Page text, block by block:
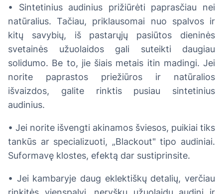
• Sintetinius audinius prižiūrėti paprasčiau nei
natūralius. Tačiau, priklausomai nuo spalvos ir
kitų savybių, iš pastarųjų pasiūtos dieninės
svetainės užuolaidos gali suteikti daugiau
solidumo. Be to, jie šiais metais itin madingi. Jei
norite paprastos priežiūros ir natūralios
išvaizdos, galite rinktis pusiau sintetinius
audinius.
• Jei norite išvengti akinamos šviesos, puikiai tiks
tankūs ar specializuoti, „Blackout" tipo audiniai.
Suformavę klostes, efektą dar sustiprinsite.
• Jei kambaryje daug eklektiškų detalių, verčiau